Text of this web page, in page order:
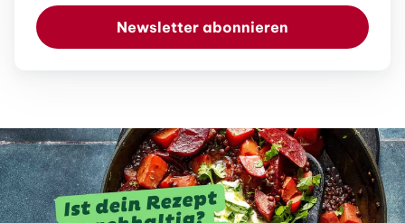
Newsletter abonnieren